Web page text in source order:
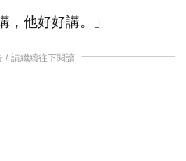
，他好好講。」
/ 請繼續往下閱讀